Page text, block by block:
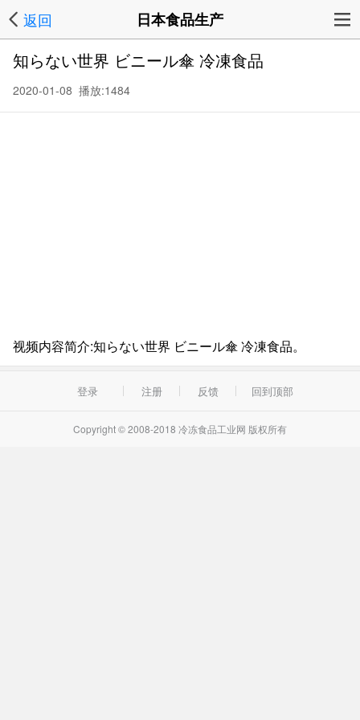
返回 日本食品生产
知らない世界 ビニール傘 冷凍食品
2020-01-08 播放:1484
视频内容简介:知らない世界 ビニール傘 冷凍食品。
登录 注册 反馈 回到顶部
Copyright © 2008-2018 冷冻食品工业网 版权所有